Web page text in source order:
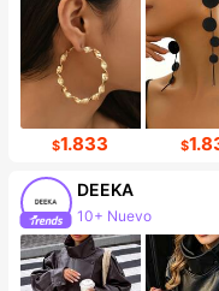
$1.833 $
DEEKA
10+ Nuevo
Incremento de